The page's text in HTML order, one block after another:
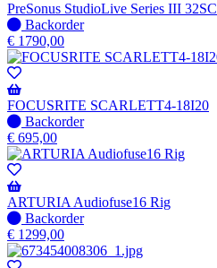
PreSonus StudioLive Series III 32SC
Niet
op
voorraad
-
Wordt
verzonden
wanneer
beschikbaar
Backorder
€ 1790,00
FOCUSRITE SCARLETT4-18I20
Niet
op
voorraad
-
Wordt
verzonden
wanneer
beschikbaar
Backorder
€ 695,00
ARTURIA Audiofuse16 Rig
Niet
op
voorraad
Backorder
€ 1299,00